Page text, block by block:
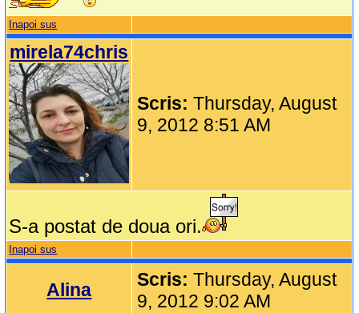
Inapoi sus
mirela74chris
Scris:Thursday, August
9, 2012 8:51 AM
S-a postat de doua ori.
Inapoi sus
Alina Scris:Thursday, August
9, 2012 9:02 AM